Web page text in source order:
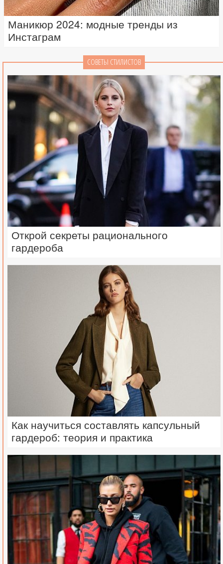
Маникюр 2024: модные тренды из
Инстаграм
СОВЕТЫ СТИЛИСТОВ
Открой секреты рационального
гардероба
Как научиться составлять капсульный
гардероб: теория и практика